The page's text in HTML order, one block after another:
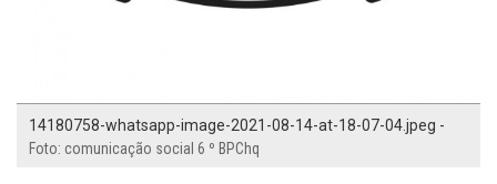
14180758-whatsapp-image-2021-08-14-at-18-07-04.jpeg -
Foto: comunicação social 6 º BPChq